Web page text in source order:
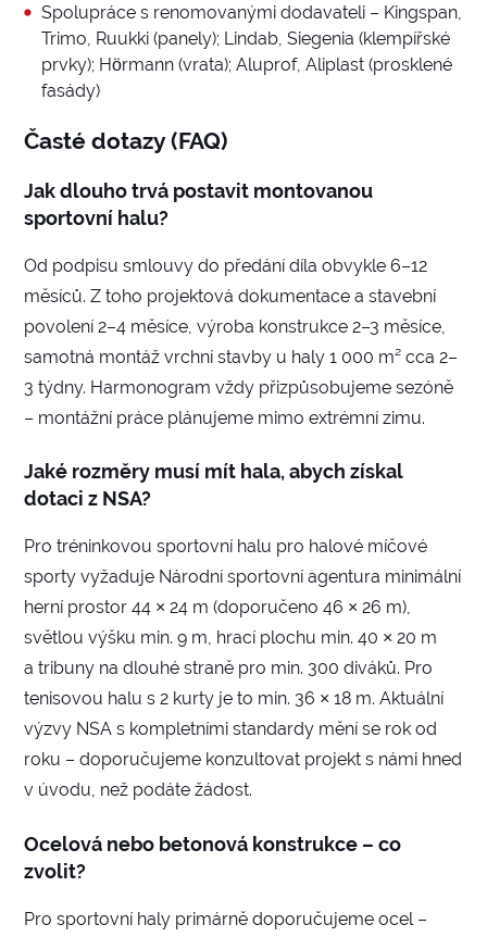
Spolupráce s renomovanými dodavateli – Kingspan,
Trimo, Ruukki (panely); Lindab, Siegenia (klempířské
prvky); Hörmann (vrata); Aluprof, Aliplast (prosklené
fasády)
Časté dotazy (FAQ)
Jak dlouho trvá postavit montovanou
sportovní halu?
Od podpisu smlouvy do předání díla obvykle 6–12
měsíců. Z toho projektová dokumentace a stavební
povolení 2–4 měsíce, výroba konstrukce 2–3 měsíce,
samotná montáž vrchní stavby u haly 1 000 m² cca 2–
3 týdny. Harmonogram vždy přizpůsobujeme sezóně
– montážní práce plánujeme mimo extrémní zimu.
Jaké rozměry musí mít hala, abych získal
dotaci z NSA?
Pro tréninkovou sportovní halu pro halové míčové
sporty vyžaduje Národní sportovní agentura minimální
herní prostor 44 × 24 m (doporučeno 46 × 26 m),
světlou výšku min. 9 m, hrací plochu min. 40 × 20 m
a tribuny na dlouhé straně pro min. 300 diváků. Pro
tenisovou halu s 2 kurty je to min. 36 × 18 m. Aktuální
výzvy NSA s kompletními standardy mění se rok od
roku – doporučujeme konzultovat projekt s námi hned
v úvodu, než podáte žádost.
Ocelová nebo betonová konstrukce – co
zvolit?
Pro sportovní haly primárně doporučujeme ocel –